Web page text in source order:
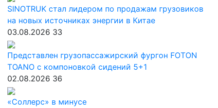
SINOTRUK стал лидером по продажам грузовиков
на новых источниках энергии в Китае
03.08.2026 33
Представлен грузопассажирский фургон FOTON
TOANO с компоновкой сидений 5+1
02.08.2026 36
«Соллерс» в минусе